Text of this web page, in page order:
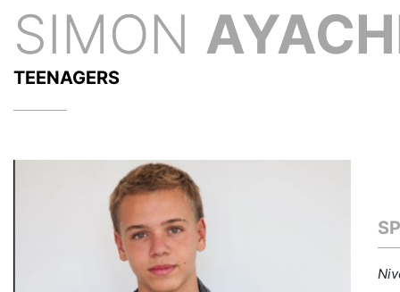
SIMON
TEENAGERS